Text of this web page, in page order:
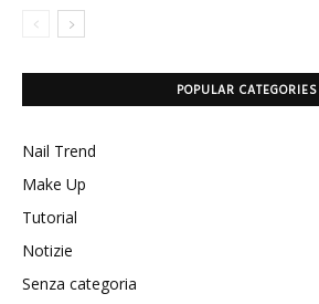
POPULAR CATEGORIES
Nail Trend
Make Up
Tutorial
Notizie
Senza categoria